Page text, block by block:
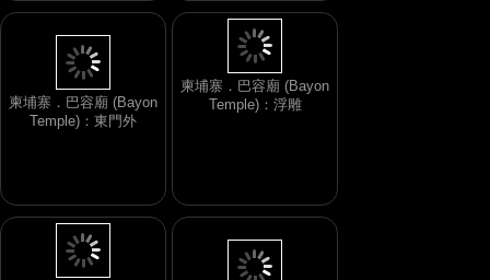
柬埔寨．巴容廟 (Bayon
Temple)：東門外
柬埔寨．巴容廟 (Bayon
Temple)：浮雕